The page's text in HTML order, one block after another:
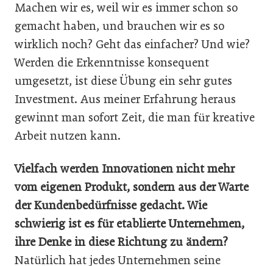
Machen wir es, weil wir es immer schon so
gemacht haben, und brauchen wir es so
wirklich noch? Geht das einfacher? Und wie?
Werden die Erkenntnisse konsequent
umgesetzt, ist diese Übung ein sehr gutes
Investment. Aus meiner Erfahrung heraus
gewinnt man sofort Zeit, die man für kreative
Arbeit nutzen kann.
Vielfach werden Innovationen nicht mehr
vom eigenen Produkt, sondern aus der Warte
der Kundenbedürfnisse gedacht. Wie
schwierig ist es für etablierte Unternehmen,
ihre Denke in diese Richtung zu ändern?
Natürlich hat jedes Unternehmen seine